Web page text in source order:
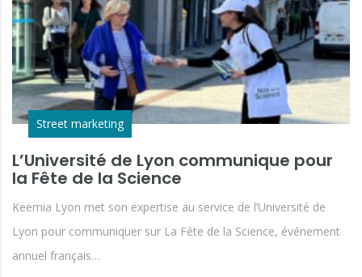
Street marketing
L’Université de Lyon communique pour
la Fête de la Science
Keemia Lyon met son expertise au service de l’Université de
Lyon pour communiquer sur La Fête de la Science, événement
annuel français…